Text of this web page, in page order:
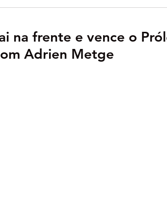
na frente e vence o
Adrien Metge